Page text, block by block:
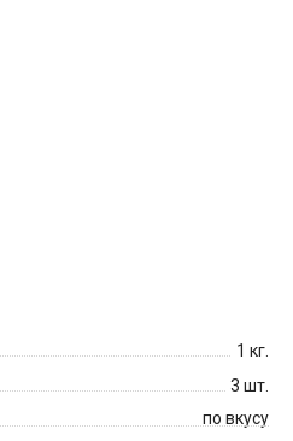
1 кг.
3 шт.
по вкусу